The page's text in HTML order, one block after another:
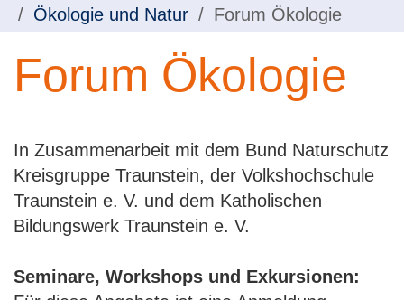
Ökologie und Natur
Forum Ökologie
Forum Ökologie
In Zusammenarbeit mit dem Bund Naturschutz
Kreisgruppe Traunstein, der Volkshochschule
Traunstein e. V. und dem Katholischen
Bildungswerk Traunstein e. V.
Seminare, Workshops und Exkursionen: